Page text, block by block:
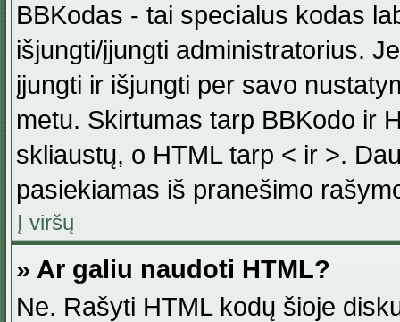
BBKodas - tai specialus kodas
išjungti/įjungti administratorius.
įjungti ir išjungti per savo
metu. Skirtumas tarp BBKodo ir
skliaustų, o HTML tarp < ir >.
pasiekiamas iš pranešimo
Į viršų
» Ar galiu naudoti HTML?
Ne. Rašyti HTML kodų šioje